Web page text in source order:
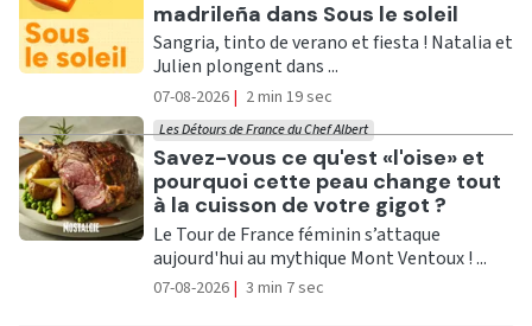
madrileña dans Sous le soleil
Sangria, tinto de verano et fiesta ! Natalia et
Julien plongent dans ...
07-08-2026 | 2 min 19 sec
Ecouter
Savez-vous ce qu'est «l'oise» et
pourquoi cette peau change tout
à la cuisson de votre gigot ?
Les Détours de France du Chef Albert
Le Tour de France féminin s’attaque
aujourd'hui au mythique Mont Ventoux ! ...
07-08-2026 | 3 min 7 sec